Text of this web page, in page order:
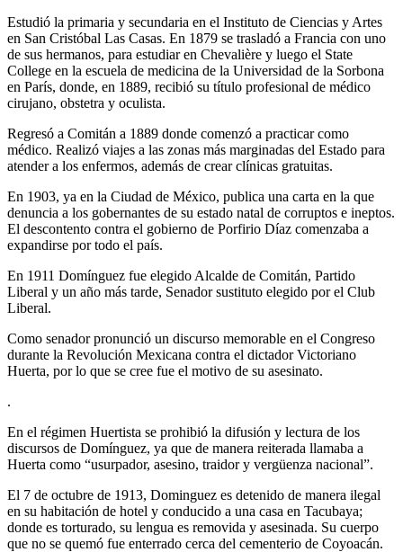
Estudió la primaria y secundaria en el Instituto de Ciencias y Artes
en San Cristóbal Las Casas. En 1879 se trasladó a Francia con uno
de sus hermanos, para estudiar en Chevalière y luego el State
College en la escuela de medicina de la Universidad de la Sorbona
en París, donde, en 1889, recibió su título profesional de médico
cirujano, obstetra y oculista.
Regresó a Comitán a 1889 donde comenzó a practicar como
médico. Realizó viajes a las zonas más marginadas del Estado para
atender a los enfermos, además de crear clínicas gratuitas.
En 1903, ya en la Ciudad de México, publica una carta en la que
denuncia a los gobernantes de su estado natal de corruptos e ineptos.
El descontento contra el gobierno de Porfirio Díaz comenzaba a
expandirse por todo el país.
En 1911 Domínguez fue elegido Alcalde de Comitán, Partido
Liberal y un año más tarde, Senador sustituto elegido por el Club
Liberal.
Como senador pronunció un discurso memorable en el Congreso
durante la Revolución Mexicana contra el dictador Victoriano
Huerta, por lo que se cree fue el motivo de su asesinato.
.
En el régimen Huertista se prohibió la difusión y lectura de los
discursos de Domínguez, ya que de manera reiterada llamaba a
Huerta como “usurpador, asesino, traidor y vergüenza nacional”.
El 7 de octubre de 1913, Dominguez es detenido de manera ilegal
en su habitación de hotel y conducido a una casa en Tacubaya;
donde es torturado, su lengua es removida y asesinada. Su cuerpo
que no se quemó fue enterrado cerca del cementerio de Coyoacán.